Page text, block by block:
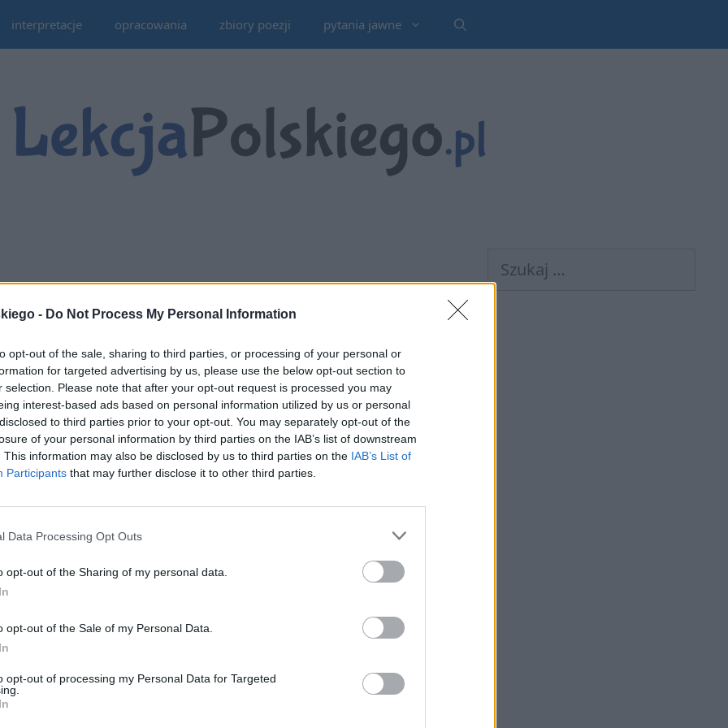
- Do Not Process My Personal Information
opt-out of the sale, sharing to third parties, or processing of your personal or
for targeted advertising by us, please use the below opt-out section to
selection. Please note that after your opt-out request is processed you may
interest-based ads based on personal information utilized by us or personal
to third parties prior to your opt-out. You may separately opt-out of the
of your personal information by third parties on the IAB’s list of downstream
This information may also be disclosed by us to third parties on the IAB’s List of
Participants that may further disclose it to other third parties.
Data Processing Opt Outs
opt-out of the Sharing of my personal data.
opt-out of the Sale of my Personal Data.
opt-out of processing my Personal Data for Targeted
interpretacje opracowania zbiory poezji pytania jawne
z tomiku poezji „A w sercu pełnia (wybór
w nim dzieła autorki zarówno te z czasów
okres pisarstwa, twórczość Ludmiły